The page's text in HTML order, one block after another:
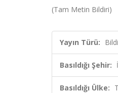
(Tam Metin Bildiri)
Yayın Türü:
Basıldığı Şehir:
Basıldığı Ülke: